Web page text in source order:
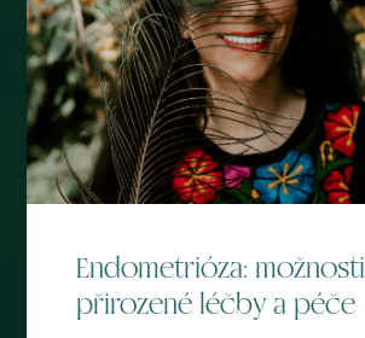
Endometrióza: možnosti
přirozené léčby a péče